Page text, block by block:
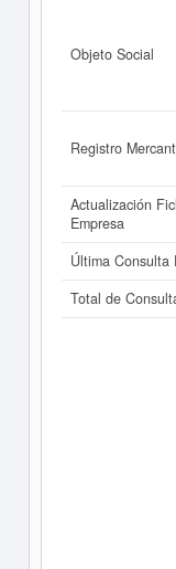
Objeto Social
Registro
Actualización
Empresa
Última Consulta
Total de